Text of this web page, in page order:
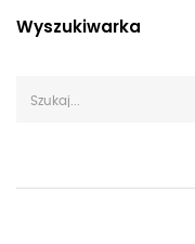
Wyszukiwarka